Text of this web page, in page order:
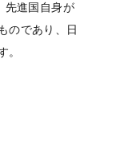
先進国自身が
のであり、日
。